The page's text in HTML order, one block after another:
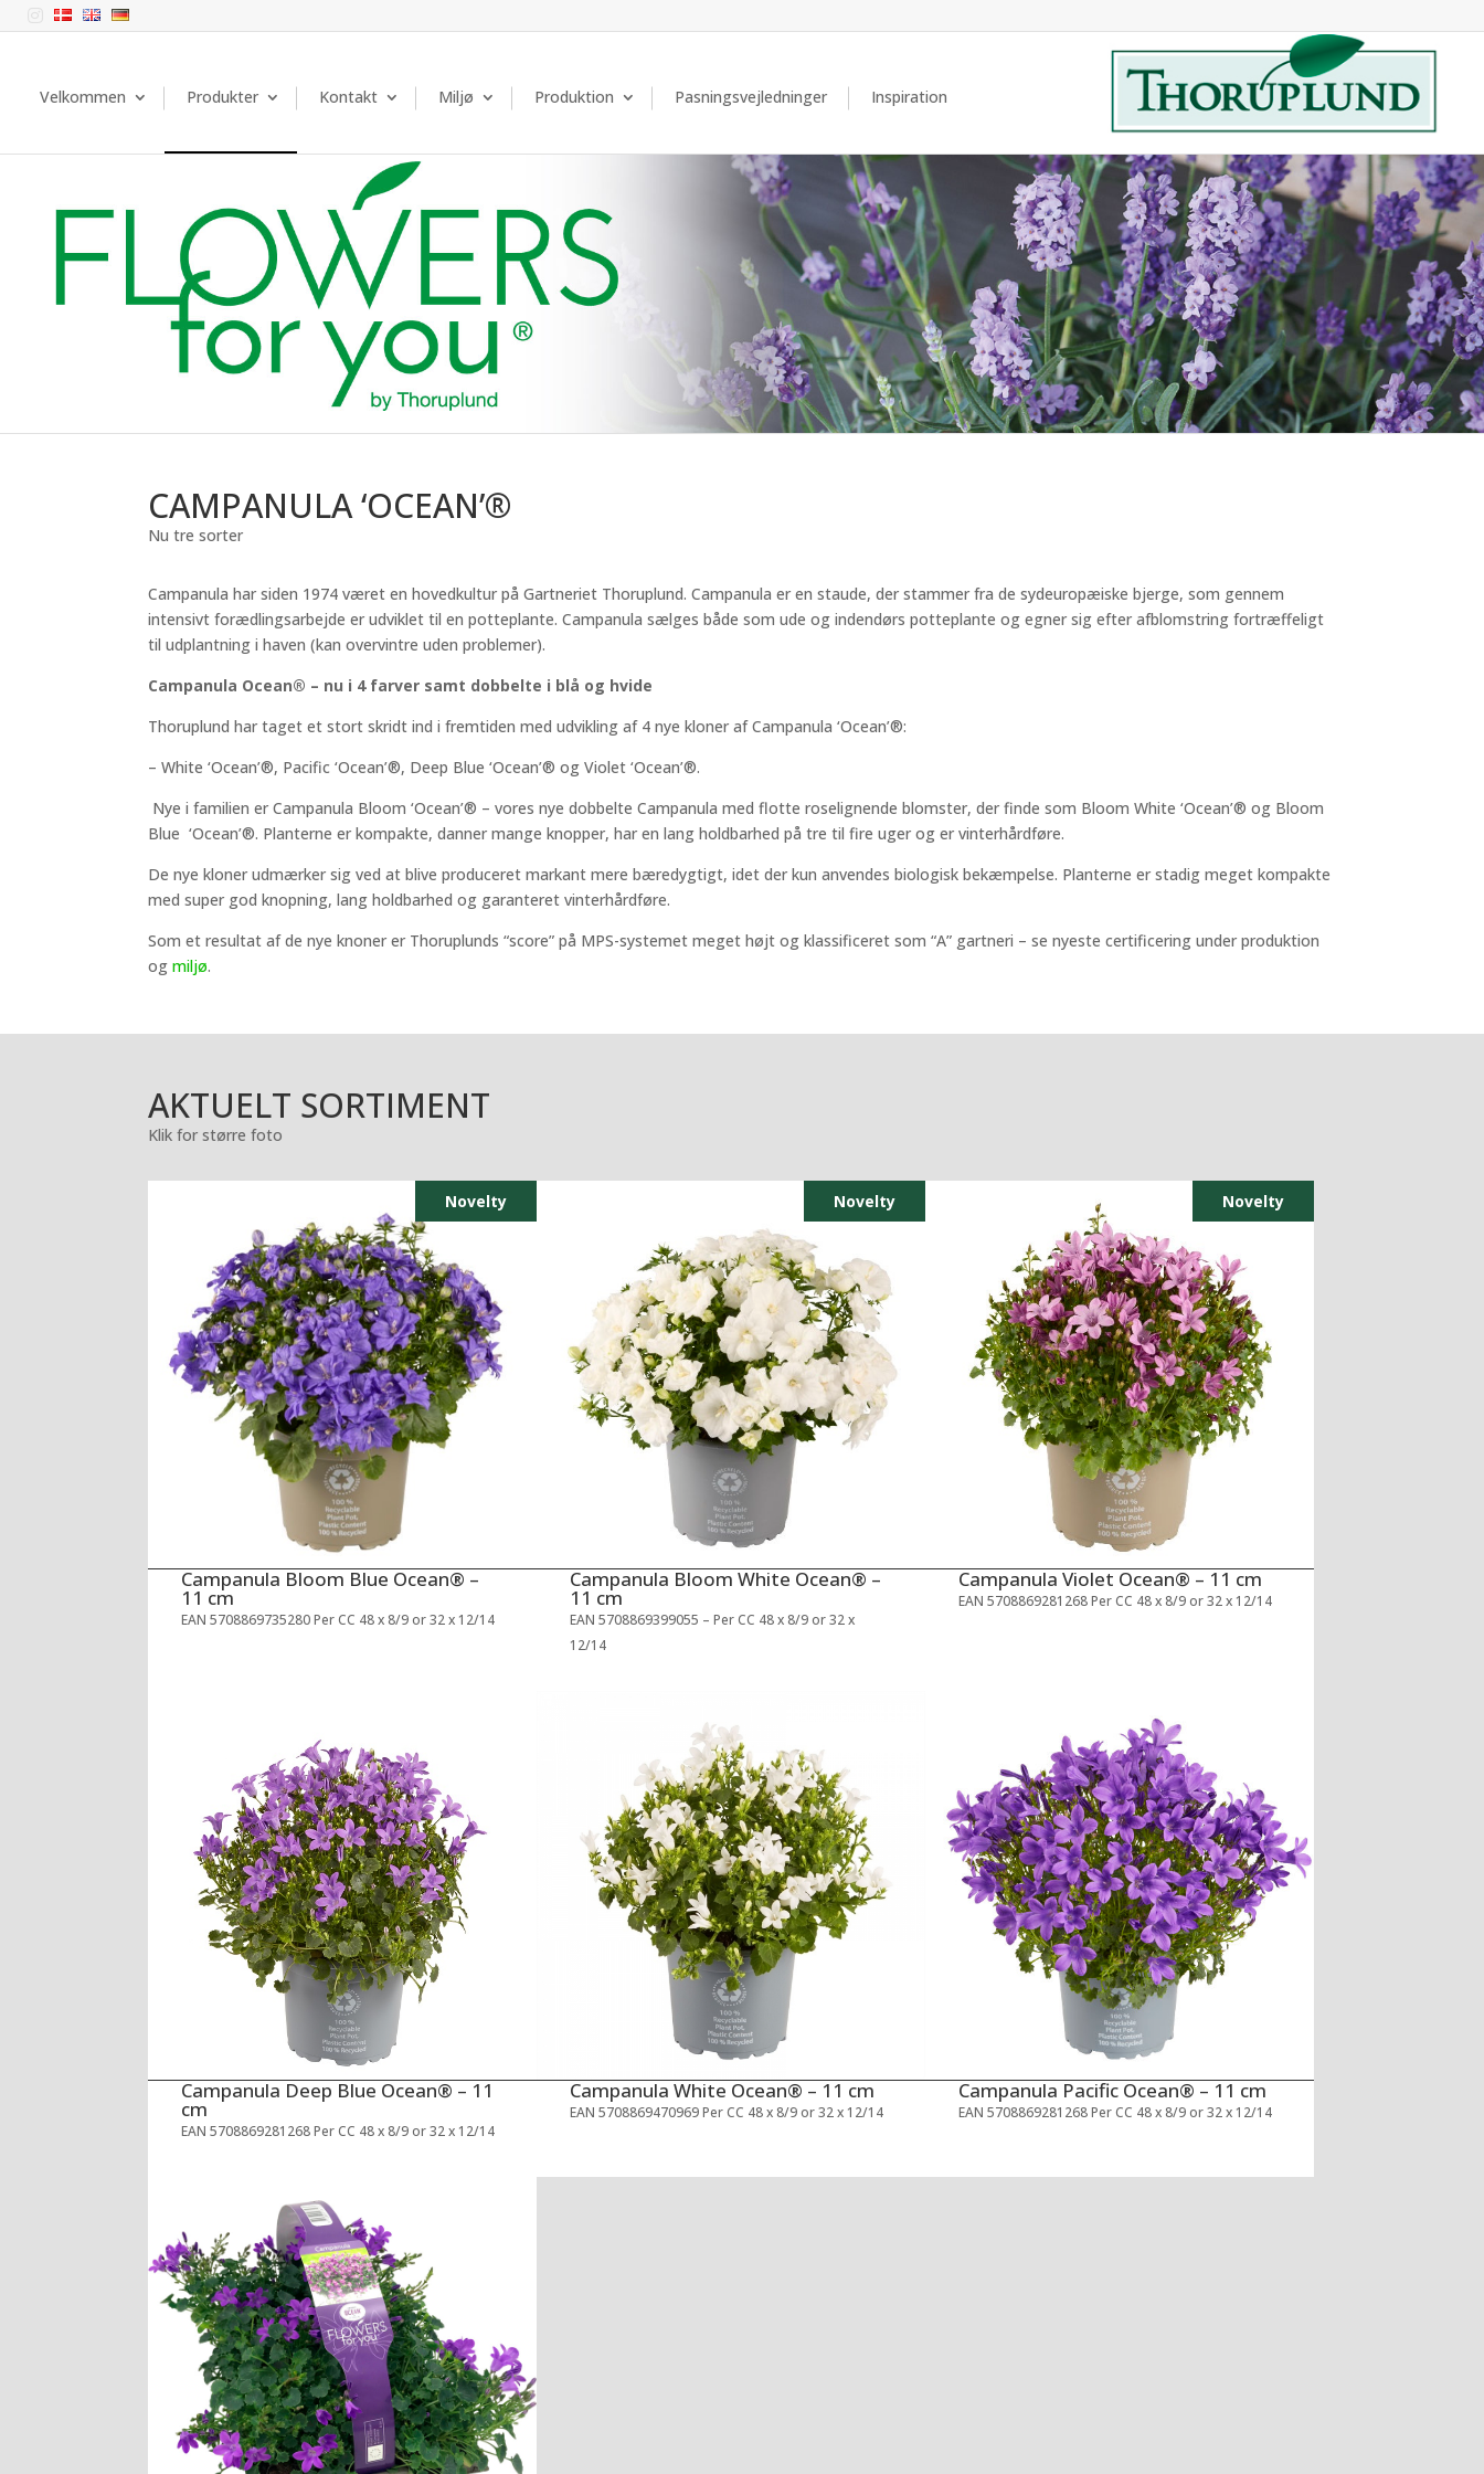
Velkommen Produkter Kontakt Miljø Produktion Pasningsvejledninger Inspiration
CAMPANULA ‘OCEAN’®
Nu tre sorter
Campanula har siden 1974 været en hovedkultur på Gartneriet Thoruplund. Campanula er en staude, der stammer fra de sydeuropæiske bjerge, som gennem
intensivt forædlingsarbejde er udviklet til en potteplante. Campanula sælges både som ude og indendørs potteplante og egner sig efter afblomstring fortræffeligt
til udplantning i haven (kan overvintre uden problemer).
Campanula Ocean® – nu i 4 farver samt dobbelte i blå og hvide
Thoruplund har taget et stort skridt ind i fremtiden med udvikling af 4 nye kloner af Campanula ‘Ocean’®:
– White ‘Ocean’®, Pacific ‘Ocean’®, Deep Blue ‘Ocean’® og Violet ‘Ocean’®.
Nye i familien er Campanula Bloom ‘Ocean’® – vores nye dobbelte Campanula med flotte roselignende blomster, der finde som Bloom White ‘Ocean’® og Bloom
Blue ‘Ocean’®. Planterne er kompakte, danner mange knopper, har en lang holdbarhed på tre til fire uger og er vinterhårdføre.
De nye kloner udmærker sig ved at blive produceret markant mere bæredygtigt, idet der kun anvendes biologisk bekæmpelse. Planterne er stadig meget kompakte
med super god knopning, lang holdbarhed og garanteret vinterhårdføre.
Som et resultat af de nye knoner er Thoruplunds “score” på MPS-systemet meget højt og klassificeret som “A” gartneri – se nyeste certificering under produktion
ogmiljø.
AKTUELT SORTIMENT
Klik for større foto
Campanula Bloom Blue Ocean® –
11 cm
EAN 5708869735280 Per CC 48 x 8/9 or 32 x 12/14
Novelty
Campanula Bloom White Ocean® –
11 cm
EAN 5708869399055 – Per CC 48 x 8/9 or 32 x
12/14
Novelty
Campanula Violet Ocean® – 11 cm
EAN 5708869281268 Per CC 48 x 8/9 or 32 x 12/14
Novelty
Campanula Deep Blue Ocean® – 11
cm
EAN 5708869281268 Per CC 48 x 8/9 or 32 x 12/14
Campanula White Ocean® – 11 cm
EAN 5708869470969 Per CC 48 x 8/9 or 32 x 12/14
Campanula Pacific Ocean® – 11 cm
EAN 5708869281268 Per CC 48 x 8/9 or 32 x 12/14